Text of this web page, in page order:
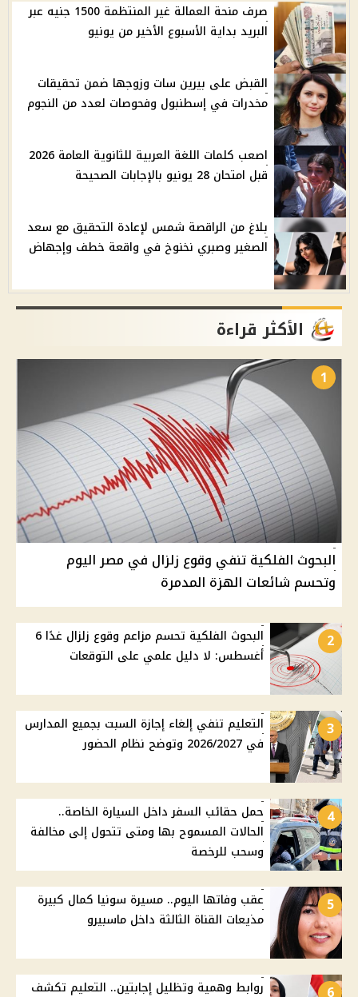
صرف منحة العمالة غير المنتظمة 1500 جنيه عبر
البريد بداية الأسبوع الأخير من يونيو
القبض على بيرين سات وزوجها ضمن تحقيقات
مخدرات في إسطنبول وفحوصات لعدد من النجوم
اصعب كلمات اللغة العربية للثانوية العامة 2026
قبل امتحان 28 يونيو بالإجابات الصحيحة
بلاغ من الراقصة شمس لإعادة التحقيق مع سعد
الصغير وصبري نخنوخ في واقعة خطف وإجهاض
الأكثر قراءة
1
البحوث الفلكية تنفي وقوع زلزال في مصر اليوم
وتحسم شائعات الهزة المدمرة
2
البحوث الفلكية تحسم مزاعم وقوع زلزال غدًا 6
أغسطس: لا دليل علمي على التوقعات
3
التعليم تنفي إلغاء إجازة السبت بجميع المدارس
في 2026/2027 وتوضح نظام الحضور
4
حمل حقائب السفر داخل السيارة الخاصة..
الحالات المسموح بها ومتى تتحول إلى مخالفة
وسحب للرخصة
5
عقب وفاتها اليوم.. مسيرة سونيا كمال كبيرة
مذيعات القناة الثالثة داخل ماسبيرو
روابط وهمية وتظليل إجابتين.. التعليم تكشف